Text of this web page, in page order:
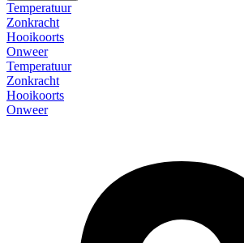
Temperatuur
Zonkracht
Hooikoorts
Onweer
Temperatuur
Zonkracht
Hooikoorts
Onweer